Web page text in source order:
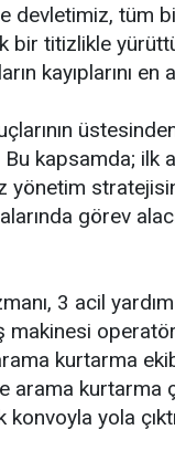
devletimiz, tüm
bir titizlikle
kayıplarını
Bu kapsamda; ilk
yönetim
görev
3 acil
makinesi
kurtarma
arama kurtarma
konvoyla yola